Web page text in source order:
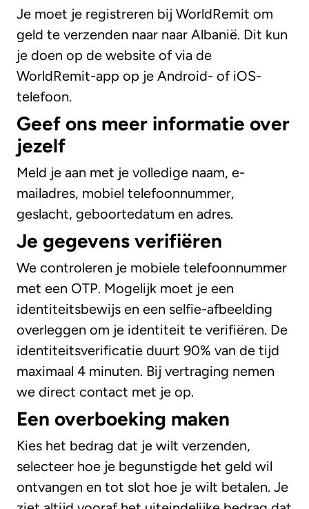
Je moet je registreren bij WorldRemit om
geld te verzenden naar naar Albanië. Dit kun
je doen op de website of via de
WorldRemit-app op je Android- of iOS-
telefoon.
Geef ons meer informatie over
jezelf
Meld je aan met je volledige naam, e-
mailadres, mobiel telefoonnummer,
geslacht, geboortedatum en adres.
Je gegevens verifiëren
We controleren je mobiele telefoonnummer
met een OTP. Mogelijk moet je een
identiteitsbewijs en een selfie-afbeelding
overleggen om je identiteit te verifiëren. De
identiteitsverificatie duurt 90% van de tijd
maximaal 4 minuten. Bij vertraging nemen
we direct contact met je op.
Een overboeking maken
Kies het bedrag dat je wilt verzenden,
selecteer hoe je begunstigde het geld wil
ontvangen en tot slot hoe je wilt betalen. Je